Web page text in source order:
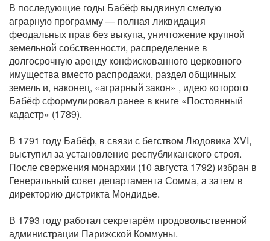
В последующие годы Бабёф выдвинул смелую
аграрную программу — полная ликвидация
феодальных прав без выкупа, уничтожение крупной
земельной собственности, распределение в
долгосрочную аренду конфискованного церковного
имущества вместо распродажи, раздел общинных
земель и, наконец, «аграрный закон» , идею которого
Бабёф сформулировал ранее в книге «Постоянный
кадастр» (1789).
В 1791 году Бабёф, в связи с бегством Людовика XVI,
выступил за установление республиканского строя.
После свержения монархии (10 августа 1792) избран в
Генеральный совет департамента Сомма, а затем в
директорию дистрикта Мондидье.
В 1793 году работал секретарём продовольственной
администрации Парижской Коммуны.